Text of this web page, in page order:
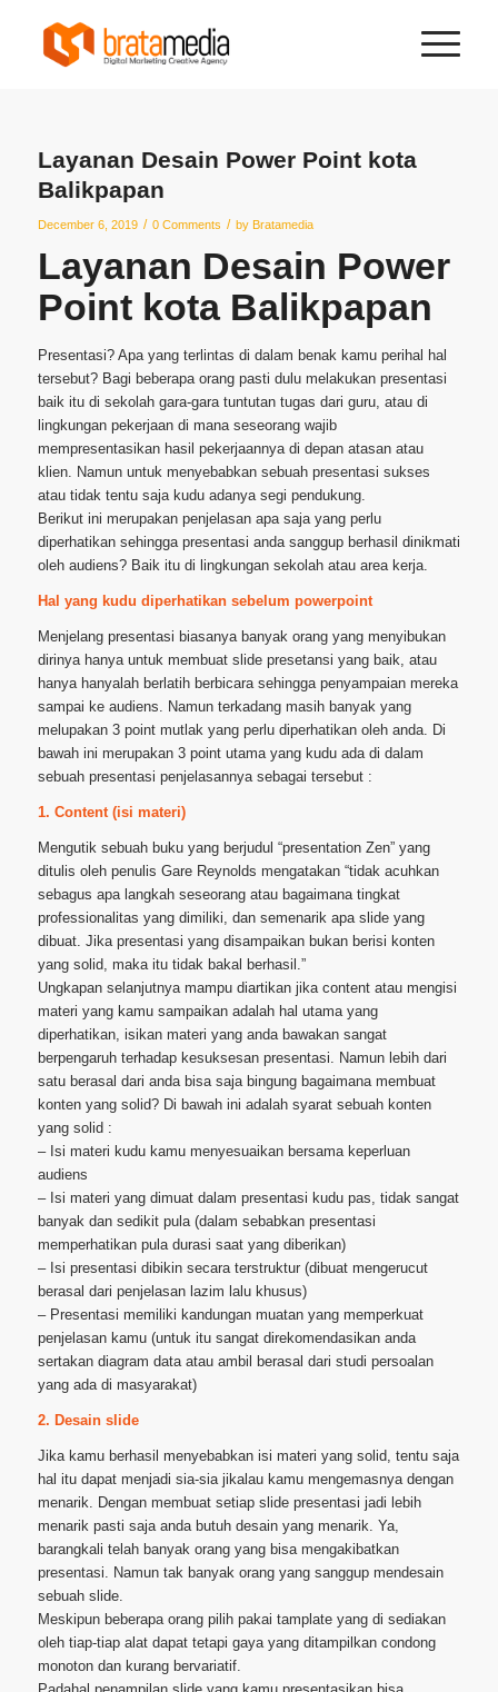
Layanan Desain Power Point kota
Balikpapan
December 6, 2019 / 0 Comments / by Bratamedia
Layanan Desain Power
Point kota Balikpapan
Presentasi? Apa yang terlintas di dalam benak kamu perihal hal
tersebut? Bagi beberapa orang pasti dulu melakukan presentasi
baik itu di sekolah gara-gara tuntutan tugas dari guru, atau di
lingkungan pekerjaan di mana seseorang wajib
mempresentasikan hasil pekerjaannya di depan atasan atau
klien. Namun untuk menyebabkan sebuah presentasi sukses
atau tidak tentu saja kudu adanya segi pendukung.
Berikut ini merupakan penjelasan apa saja yang perlu
diperhatikan sehingga presentasi anda sanggup berhasil dinikmati
oleh audiens? Baik itu di lingkungan sekolah atau area kerja.
Hal yang kudu diperhatikan sebelum powerpoint
Menjelang presentasi biasanya banyak orang yang menyibukan
dirinya hanya untuk membuat slide presetansi yang baik, atau
hanya hanyalah berlatih berbicara sehingga penyampaian mereka
sampai ke audiens. Namun terkadang masih banyak yang
melupakan 3 point mutlak yang perlu diperhatikan oleh anda. Di
bawah ini merupakan 3 point utama yang kudu ada di dalam
sebuah presentasi penjelasannya sebagai tersebut :
1. Content (isi materi)
Mengutik sebuah buku yang berjudul “presentation Zen” yang
ditulis oleh penulis Gare Reynolds mengatakan “tidak acuhkan
sebagus apa langkah seseorang atau bagaimana tingkat
professionalitas yang dimiliki, dan semenarik apa slide yang
dibuat. Jika presentasi yang disampaikan bukan berisi konten
yang solid, maka itu tidak bakal berhasil.”
Ungkapan selanjutnya mampu diartikan jika content atau mengisi
materi yang kamu sampaikan adalah hal utama yang
diperhatikan, isikan materi yang anda bawakan sangat
berpengaruh terhadap kesuksesan presentasi. Namun lebih dari
satu berasal dari anda bisa saja bingung bagaimana membuat
konten yang solid? Di bawah ini adalah syarat sebuah konten
yang solid :
– Isi materi kudu kamu menyesuaikan bersama keperluan
audiens
– Isi materi yang dimuat dalam presentasi kudu pas, tidak sangat
banyak dan sedikit pula (dalam sebabkan presentasi
memperhatikan pula durasi saat yang diberikan)
– Isi presentasi dibikin secara terstruktur (dibuat mengerucut
berasal dari penjelasan lazim lalu khusus)
– Presentasi memiliki kandungan muatan yang memperkuat
penjelasan kamu (untuk itu sangat direkomendasikan anda
sertakan diagram data atau ambil berasal dari studi persoalan
yang ada di masyarakat)
2. Desain slide
Jika kamu berhasil menyebabkan isi materi yang solid, tentu saja
hal itu dapat menjadi sia-sia jikalau kamu mengemasnya dengan
menarik. Dengan membuat setiap slide presentasi jadi lebih
menarik pasti saja anda butuh desain yang menarik. Ya,
barangkali telah banyak orang yang bisa mengakibatkan
presentasi. Namun tak banyak orang yang sanggup mendesain
sebuah slide.
Meskipun beberapa orang pilih pakai tamplate yang di sediakan
oleh tiap-tiap alat dapat tetapi gaya yang ditampilkan condong
monoton dan kurang bervariatif.